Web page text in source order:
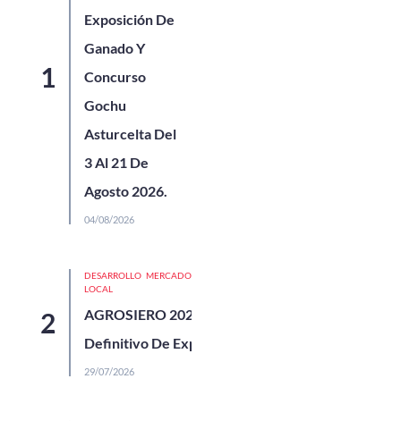
Exposición De
Ganado Y
Concurso
Gochu
Asturcelta Del
3 Al 21 De
Agosto 2026.
04/08/2026
DESARROLLO
LOCAL
MERCADOS
AGROSIERO 2026, Listado
Definitivo De Expositores
29/07/2026